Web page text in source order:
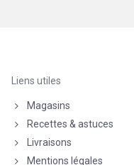
Liens utiles
Magasins
Recettes & astuces
Livraisons
Mentions légales